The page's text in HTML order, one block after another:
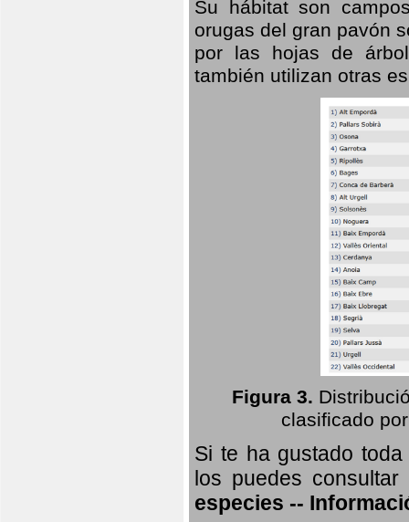
Su hábitat son
orugas del gran pavón
por las hojas de
también utilizan otras
Figura 3.
clasificado
Si te ha gustado
los puedes
especies --